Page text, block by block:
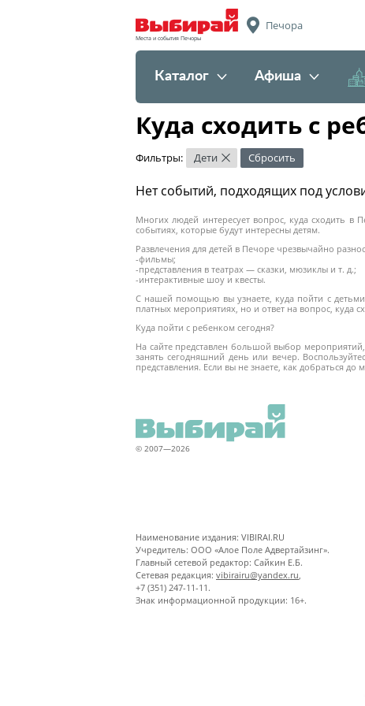
Места и события Печоры
Печора
Каталог Афиша
Куда сходить с
Фильтры:
Дети × Сбросить
Многих людей интересует вопрос, куда сходить
событиях, которые будут интересны детям.
Развлечения для детей в Печоре чрезвычайно
-фильмы;
-представления в театрах — сказки, мюзиклы и т. д.;
-интерактивные шоу и квесты.
С нашей помощью вы узнаете, куда пойти с
платных мероприятиях, но и ответ на вопрос, куда
Куда пойти с ребенком сегодня?
На сайте представлен большой выбор
занять сегодняшний день или вечер.
представления. Если вы не знаете, как добраться
Нет событий, подходящих под
© 2007—2026
Наименование издания: VIBIRAI.RU
Учредитель: ООО «Алое Поле Адвертайзинг».
Главный сетевой редактор: Сайкин Е.Б.
Сетевая редакция: vibirairu@yandex.ru
+7 (351) 247-11-11.
Знак информационной продукции: 16+.